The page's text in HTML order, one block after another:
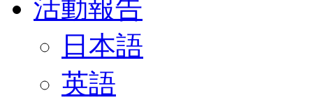
活動報告
日本語
英語